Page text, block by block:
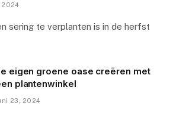
2024
sering te verplanten is in de herfst
eigen groene oase creëren met
plantenwinkel
23, 2024